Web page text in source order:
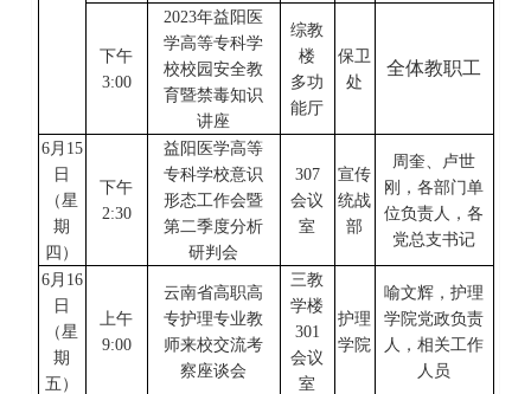
下午
3:00
2023年益阳医
学高等专科学
校校园安全教
育暨禁毒知识
讲座
综教
楼
多功
能厅
保卫
处
全体教职工
6月 15
日
（星
期
四 ）
下午
2:30
益阳医学高等
专科学校意识
形态工作会暨
第二季度分析
研判会
307
会议
室
宣传
统战
部
周奎、卢世
刚，各部门单
位负责人，各
党总支书记
6月 16
日
（星
期
五 ）
上午
9:00
云南省高职高
专护理专业教
师来校交流考
察座谈会
三教
学楼
301
会议
室
护理
学院
喻文辉，护理
学院党政负责
人，相关工作
人员